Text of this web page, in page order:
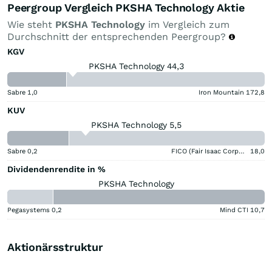
Peergroup Vergleich PKSHA Technology Aktie
Wie steht PKSHA Technology im Vergleich zum
Durchschnitt der entsprechenden Peergroup?
KGV
PKSHA Technology 44,3
Sabre 1,0 Iron Mountain 172,8
KUV
PKSHA Technology 5,5
Sabre 0,2 FICO (Fair Isaac Corporation) 18,0
Dividendenrendite in %
PKSHA Technology
Pegasystems 0,2 Mind CTI 10,7
Aktionärsstruktur